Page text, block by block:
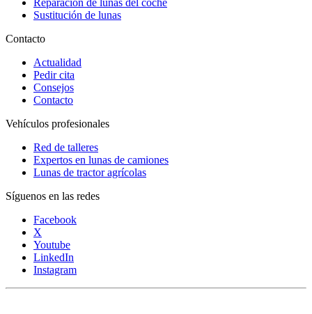
Sustitución de lunas
Contacto
Actualidad
Pedir cita
Consejos
Contacto
Vehículos profesionales
Red de talleres
Expertos en lunas de camiones
Lunas de tractor agrícolas
Síguenos en las redes
Facebook
X
Youtube
LinkedIn
Instagram